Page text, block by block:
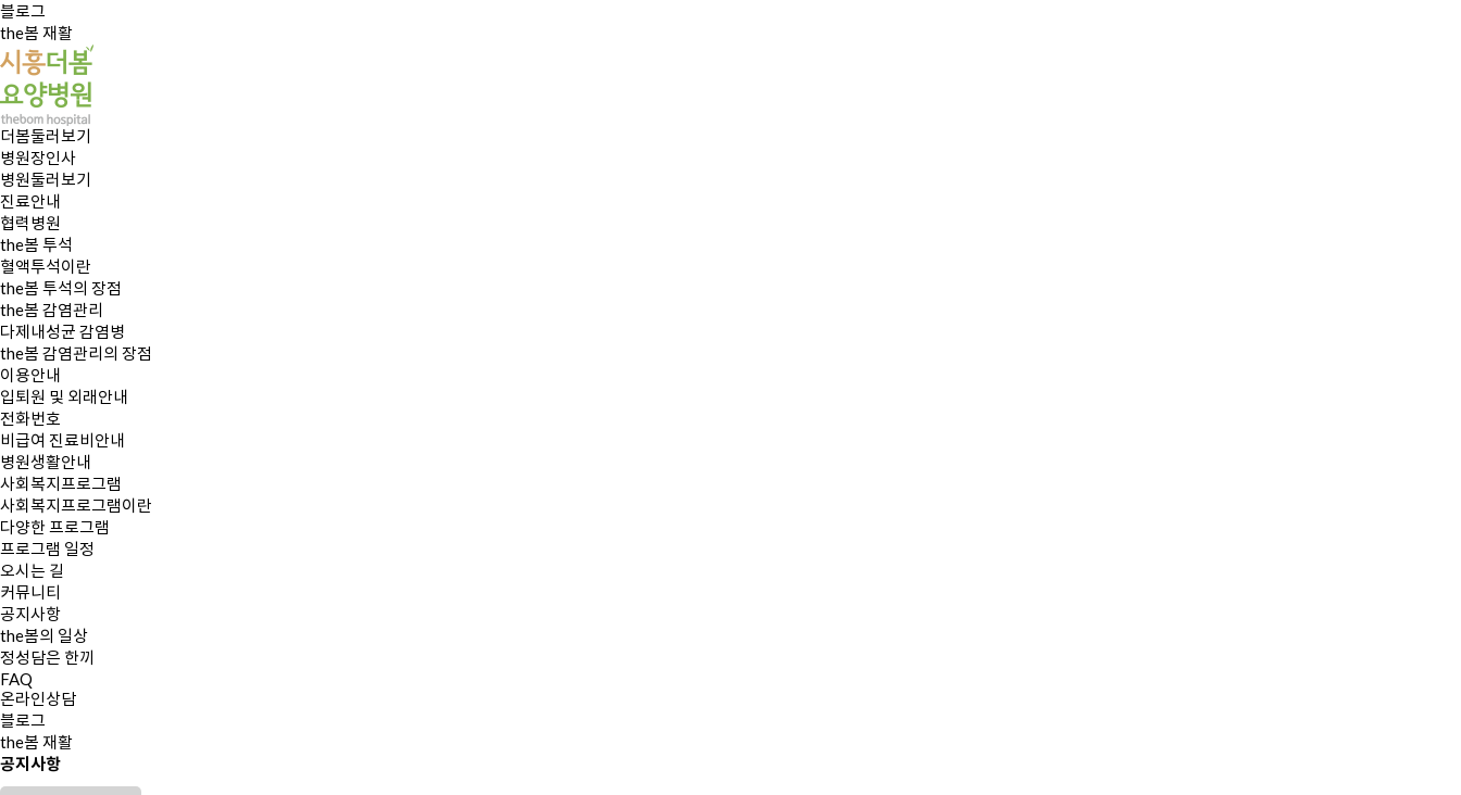
블로그
the봄 재활
더봄둘러보기
병원장인사
병원둘러보기
진료안내
협력병원
the봄 투석
혈액투석이란
the봄 투석의 장점
the봄 감염관리
다제내성균 감염병
the봄 감염관리의 장점
이용안내
입퇴원 및 외래안내
전화번호
비급여 진료비안내
병원생활안내
사회복지프로그램
사회복지프로그램이란
다양한 프로그램
프로그램 일정
오시는 길
커뮤니티
공지사항
the봄의 일상
정성담은 한끼
FAQ
온라인상담
블로그
the봄 재활
공지사항